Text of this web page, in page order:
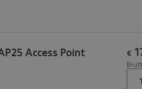
Access Point €